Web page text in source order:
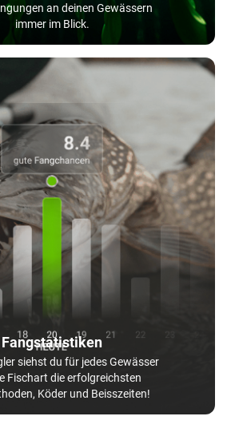
an deinen Gewässern
immer im Blick.
Fangstatistiken
siehst du für jedes Gewässer
Fischart die erfolgreichsten
Köder und Beisszeiten!